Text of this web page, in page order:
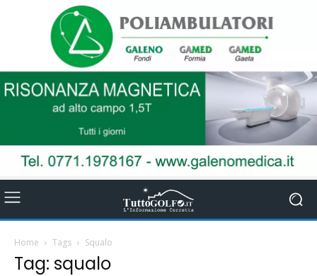
Home Tags Squalo
Tag: squalo